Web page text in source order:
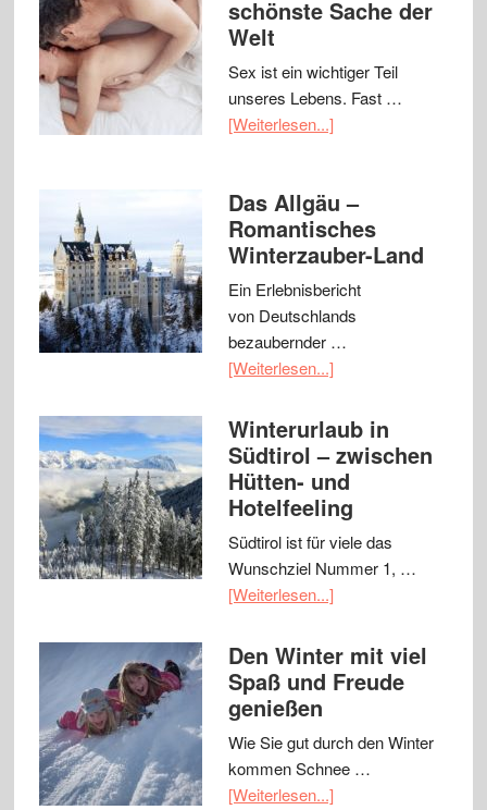
schönste Sache der
Welt
Sex ist ein wichtiger Teil
unseres Lebens. Fast …
[Weiterlesen...]
Das Allgäu –
Romantisches
Winterzauber-Land
Ein Erlebnisbericht
von Deutschlands
bezaubernder …
[Weiterlesen...]
Winterurlaub in
Südtirol – zwischen
Hütten- und
Hotelfeeling
Südtirol ist für viele das
Wunschziel Nummer 1, …
[Weiterlesen...]
Den Winter mit viel
Spaß und Freude
genießen
Wie Sie gut durch den Winter
kommen Schnee …
[Weiterlesen...]